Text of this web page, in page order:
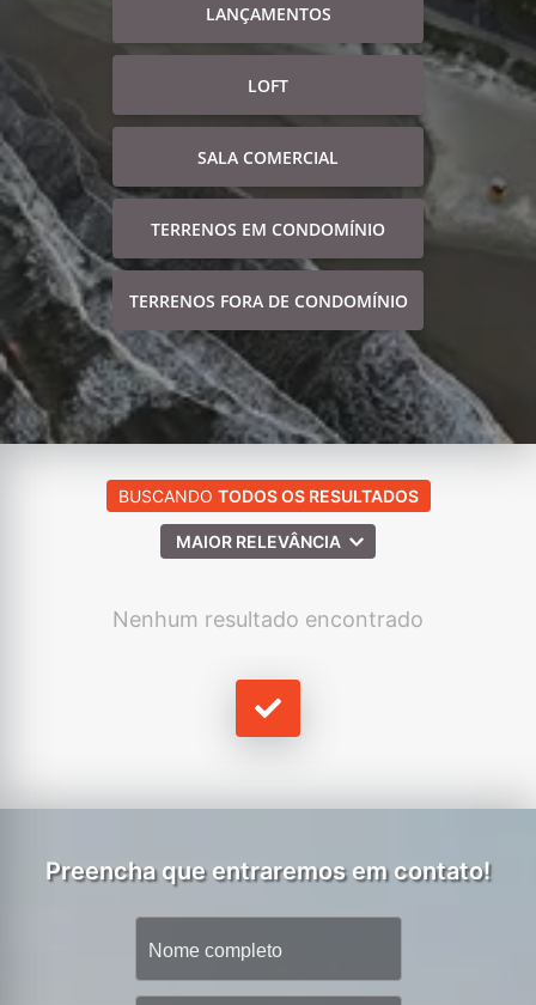
LANÇAMENTOS
LOFT
SALA COMERCIAL
TERRENOS EM CONDOMÍNIO
TERRENOS FORA DE CONDOMÍNIO
BUSCANDO TODOS OS RESULTADOS
MAIOR RELEVÂNCIA
Nenhum resultado encontrado
Preencha que entraremos em contato!